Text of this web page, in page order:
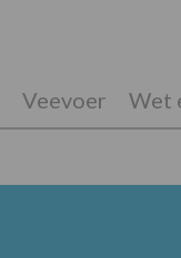
Veevoer Wet